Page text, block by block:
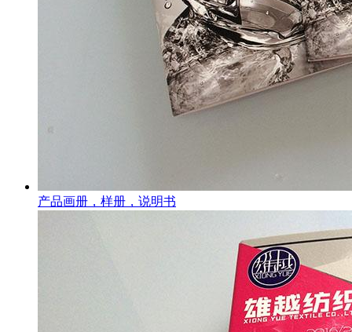
产品画册，样册，说明书